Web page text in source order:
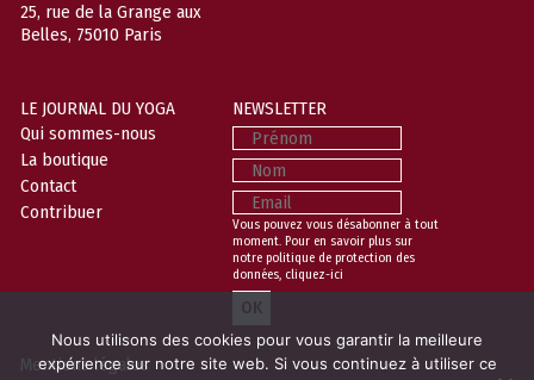
25, rue de la Grange aux
Belles, 75010 Paris
LE JOURNAL DU YOGA
Qui sommes-nous
La boutique
Contact
Contribuer
NEWSLETTER
Prénom
Nom
Email
Vous pouvez vous désabonner à tout
moment. Pour en savoir plus sur
notre politique de protection des
données, cliquez-ici
Mentions légales
Nous utilisons des cookies pour vous garantir la meilleure
expérience sur notre site web. Si vous continuez à utiliser ce